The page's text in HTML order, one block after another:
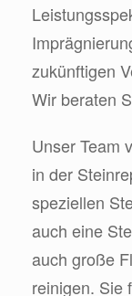
zukünftigen
Wir beraten
Unser Team
in der
speziellen
auch eine
auch große
reinigen. Sie